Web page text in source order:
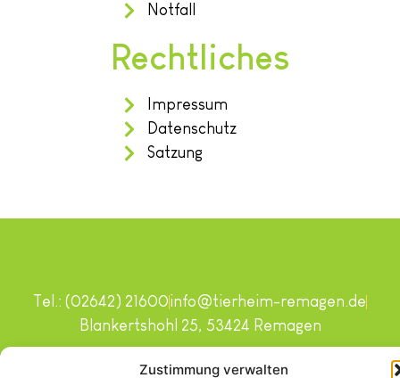
Zustimmung verwalten
Notfall
Rechtliches
Impressum
Datenschutz
Satzung
Copyright © 2024. Alle Rechte vorbehalten.
Tel.: (02642) 21600info@tierheim-remagen.de
Blankertshohl 25, 53424 Remagen